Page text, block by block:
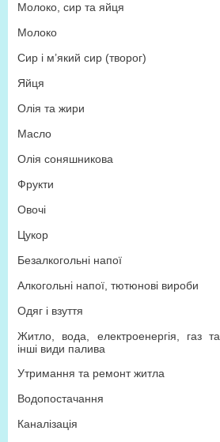
Молоко, сир та яйця
Молоко
Сир і м’який сир (творог)
Яйця
Олія та жири
Масло
Олія соняшникова
Фрукти
Овочі
Цукор
Безалкогольні напої
Алкогольні напої, тютюнові вироби
Одяг і взуття
Житло, вода, електроенергія, газ та
інші види палива
Утримання та ремонт житла
Водопостачання
Каналізація